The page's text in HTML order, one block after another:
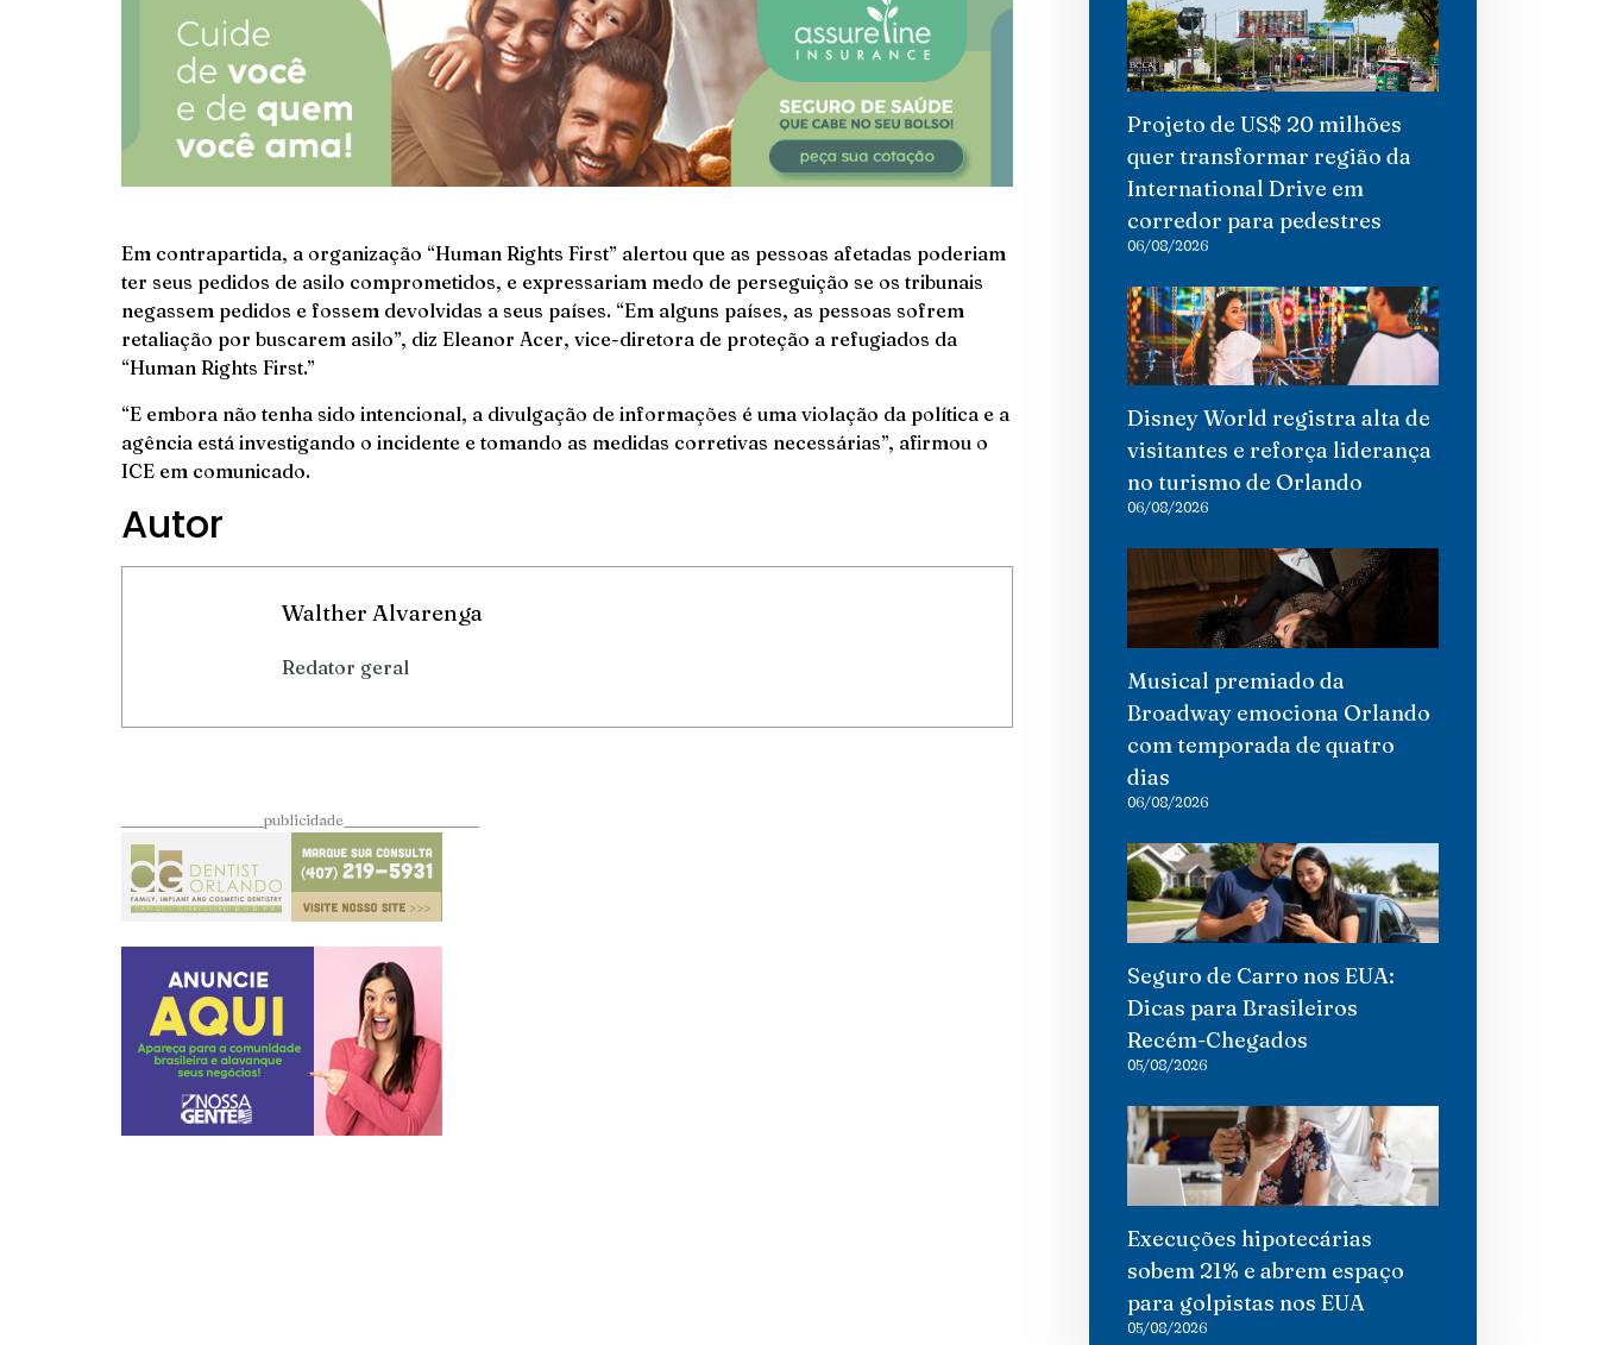
Em contrapartida, a organização “Human Rights First” alertou que as pessoas afetadas poderiam
ter seus pedidos de asilo comprometidos, e expressariam medo de perseguição se os tribunais
negassem pedidos e fossem devolvidas a seus países. “Em alguns países, as pessoas sofrem
retaliação por buscarem asilo”, diz Eleanor Acer, vice-diretora de proteção a refugiados da
“Human Rights First.”
“E embora não tenha sido intencional, a divulgação de informações é uma violação da política e a
agência está investigando o incidente e tomando as medidas corretivas necessárias”, afirmou o
ICE em comunicado.
Autor
Walther Alvarenga
Redator geral
____________________publicidade___________________
Projeto de US$ 20 milhões
quer transformar região da
International Drive em
corredor para pedestres
06/08/2026
Disney World registra alta de
visitantes e reforça liderança
no turismo de Orlando
06/08/2026
Musical premiado da
Broadway emociona Orlando
com temporada de quatro
dias
06/08/2026
Seguro de Carro nos EUA:
Dicas para Brasileiros
Recém-Chegados
05/08/2026
Execuções hipotecárias
sobem 21% e abrem espaço
para golpistas nos EUA
05/08/2026